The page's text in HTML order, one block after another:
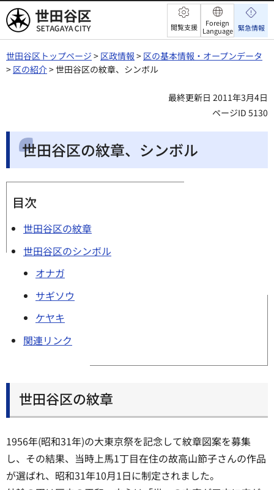
世田谷区 閲覧支援
Foreign
Language 緊急情報
世田谷区トップページ > 区政情報 > 区の基本情報・オープンデータ
> 区の紹介> 世田谷区の紋章、シンボル
最終更新日 2011年3月4日
ページID 5130
世田谷区の紋章、シンボル
目次
世田谷区の紋章
世田谷区のシンボル
オナガ
サギソウ
ケヤキ
関連リンク
世田谷区の紋章
1956年(昭和31年)の大東京祭を記念して紋章図案を募集
し、その結果、当時上馬1丁目在住の故高山節子さんの作品
が選ばれ、昭和31年10月1日に制定されました。